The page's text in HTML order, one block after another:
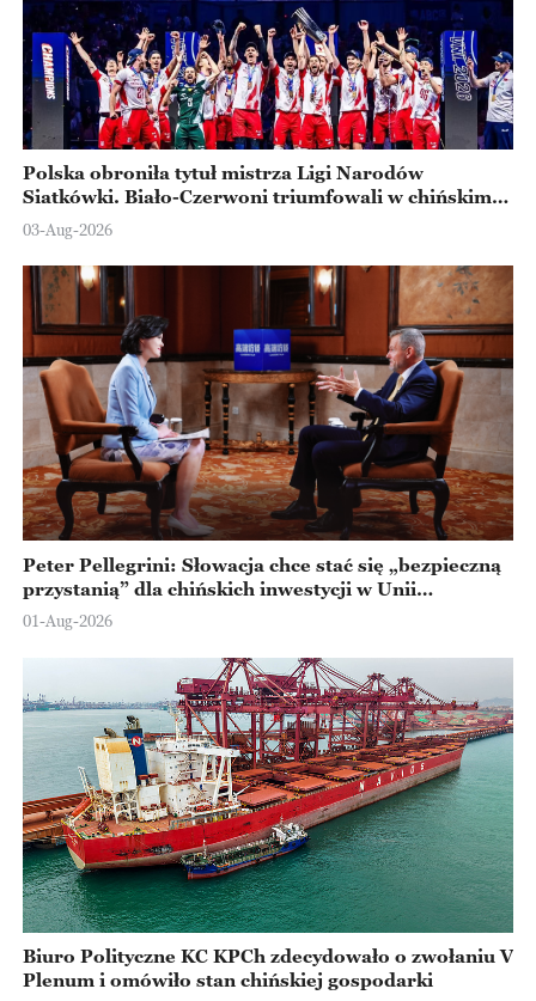
Polska obroniła tytuł mistrza Ligi Narodów
Siatkówki. Biało-Czerwoni triumfowali w chińskim
Ningbo
03-Aug-2026
Peter Pellegrini: Słowacja chce stać się „bezpieczną
przystanią” dla chińskich inwestycji w Unii
Europejskiej
01-Aug-2026
Biuro Polityczne KC KPCh zdecydowało o zwołaniu V
Plenum i omówiło stan chińskiej gospodarki